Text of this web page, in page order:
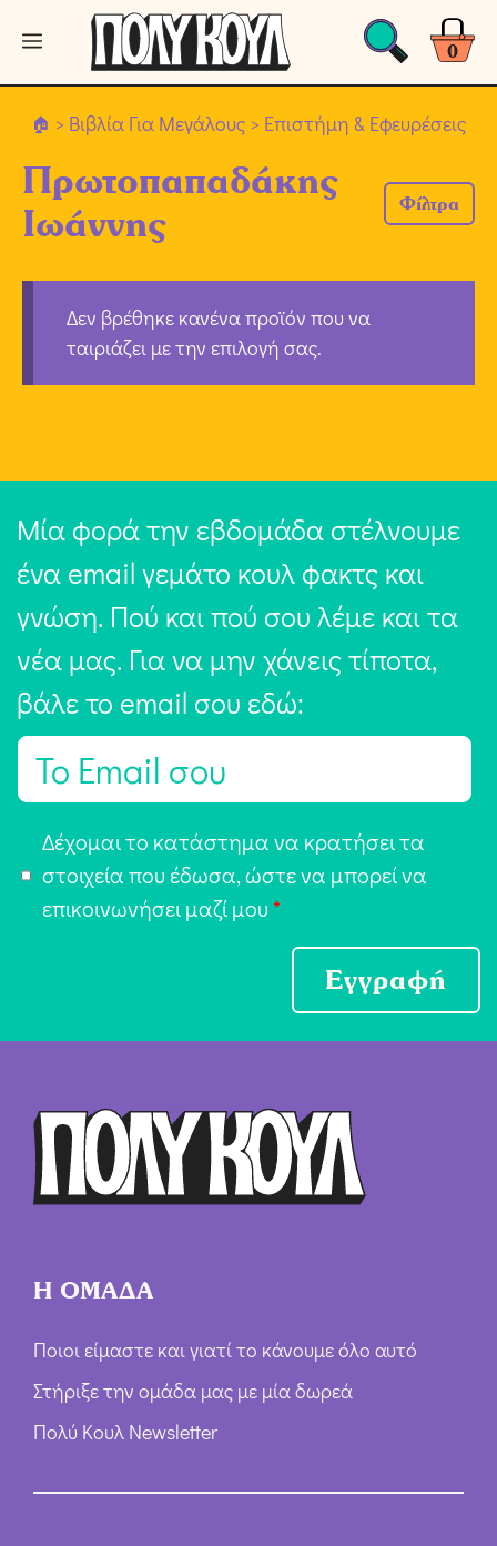
Μετάβαση
περιεχόμενο
0
Μενού
> Βιβλία Για Μεγάλους > Επιστήμη & Εφευρέσεις
Πρωτοπαπαδάκης
Ιωάννης
Φίλτρα
Δεν βρέθηκε κανένα προϊόν που να
ταιριάζει με την επιλογή σας.
Μία φορά την εβδομάδα στέλνουμε
ένα email γεμάτο κουλ φακτς και
γνώση. Πού και πού σου λέμε και τα
νέα μας. Για να μην χάνεις τίποτα,
βάλε το email σου εδώ:
E
π
ή
Δέχομαι το κατάστημα να κρατήσει τα
στοιχεία που έδωσα, ώστε να μπορεί να
επικοινωνήσει μαζί μου *
Εγγραφή
Η ΟΜΑΔΑ
Ποιοι είμαστε και γιατί το κάνουμε όλο αυτό
Στήριξε την ομάδα μας με μία δωρεά
Πολύ Κουλ Newsletter